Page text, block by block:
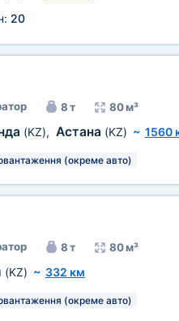
20
8 т 80 м³
(KZ), Астана (KZ) ~ 1560
(окреме авто)
8 т 80 м³
(KZ) ~ 332 км
(окреме авто)